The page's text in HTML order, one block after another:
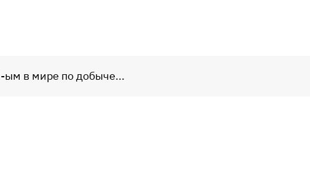
ым в мире по добыче...